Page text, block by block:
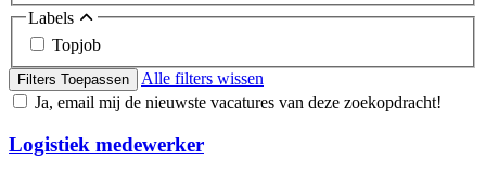
Labels
Topjob
Filters Toepassen
Alle filters wissen
Ja, email mij de nieuwste vacatures van deze zoekopdracht!
Logistiek medewerker